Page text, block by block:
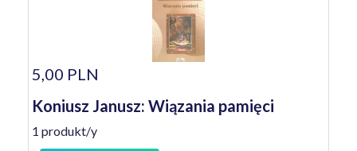
5,00 PLN
Koniusz Janusz: Wiązania pamięci
1 produkt/y